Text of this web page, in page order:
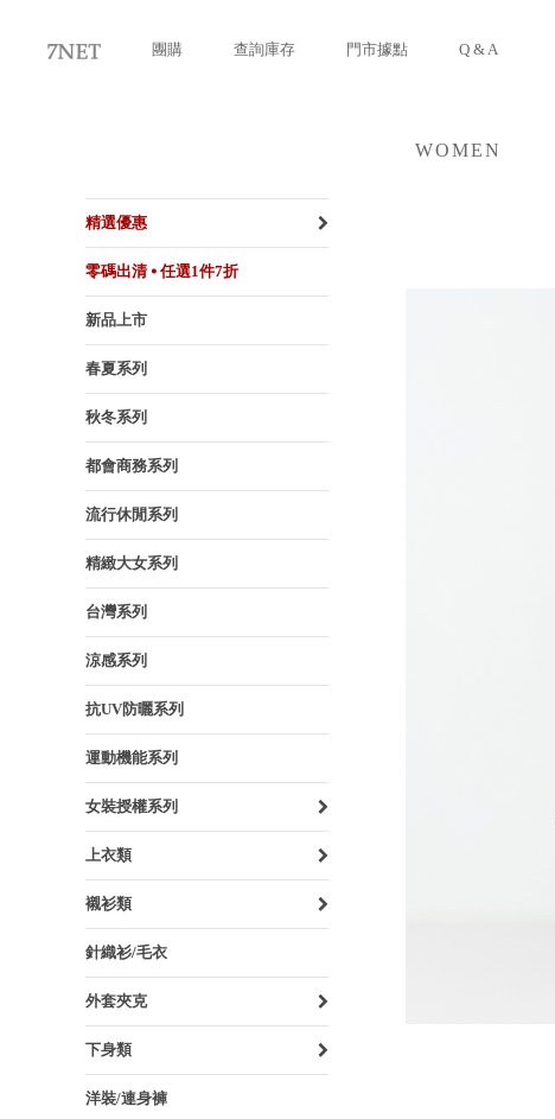
團購 查詢庫存 門市據點 Q & A
WOMEN
精選優惠
零碼出清 ⦁ 任選1件7折
新品上市
春夏系列
秋冬系列
都會商務系列
流行休閒系列
精緻大女系列
台灣系列
涼感系列
抗UV防曬系列
運動機能系列
女裝授權系列
上衣類
襯衫類
針織衫/毛衣
外套夾克
下身類
洋裝/連身褲